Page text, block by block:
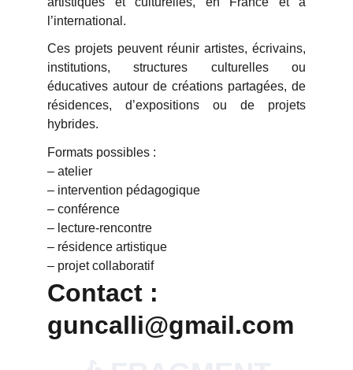
l’international.
Ces projets peuvent réunir artistes, écrivains,
institutions, structures culturelles ou
éducatives autour de créations partagées, de
résidences, d’expositions ou de projets
hybrides.
Formats possibles :
– atelier
– intervention pédagogique
– conférence
– lecture-rencontre
– résidence artistique
– projet collaboratif
Contact :
guncalli@gmail.com